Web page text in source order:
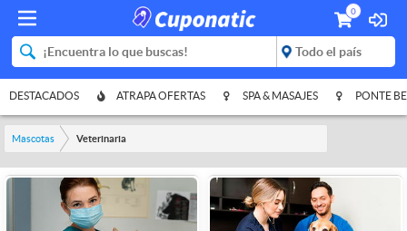
0
DESTACADOS ATRAPA OFERTAS SPA & MASAJES PONTE
Mascotas Veterinaria